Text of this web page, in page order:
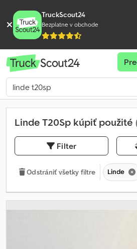
TruckScout24
Bezplatne v obchode
Linde T20Sp kúpiť použité
Filter
Odstrániť všetky filtre Linde